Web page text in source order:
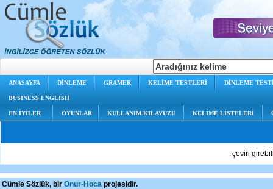
ANASAYFA DİNLEME GRAMER KELİME TESTLERİ DİNLEME
BUSINESS ENGLISH
EN İYİLER OYUNLAR KULLANIM KILAVUZU KELİME LİSTELERİ
çeviri
Cümle Sözlük, bir Onur-Hoca projesidir.